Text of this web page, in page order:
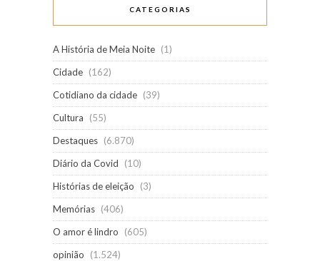
CATEGORIAS
A História de Meia Noite (1)
Cidade (162)
Cotidiano da cidade (39)
Cultura
(55)
Destaques (6.870)
Diário da Covid
(10)
Histórias de eleição
(3)
Memórias (406)
O amor é lindro
(605)
opinião
(1.524)